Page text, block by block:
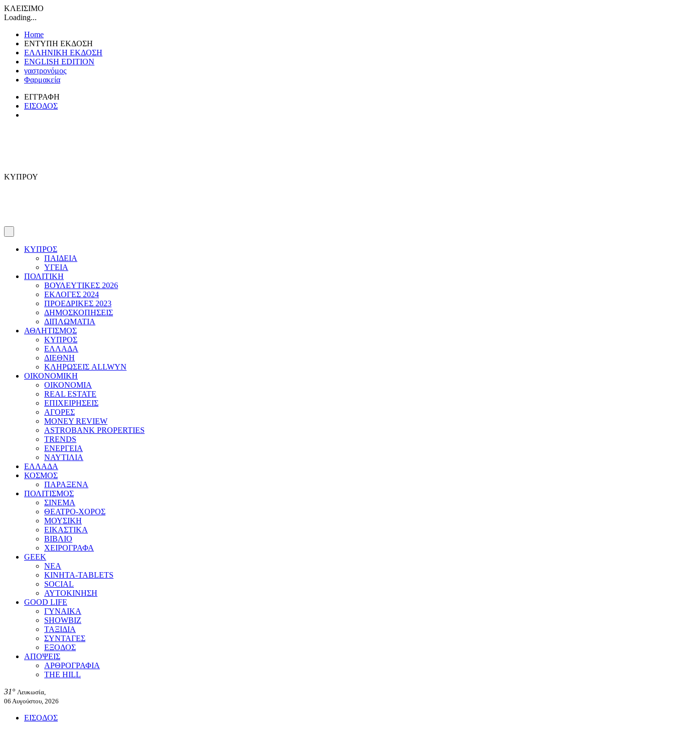
ΚΛΕΙΣΙΜΟ
Loading...
Home
ΕΝΤΥΠΗ ΕΚΔΟΣΗ
ΕΛΛΗΝΙΚΗ ΕΚΔΟΣΗ
ENGLISH EDITION
γαστρονόμος
Φαρμακεία
ΕΓΓΡΑΦΗ
ΕΙΣΟΔΟΣ
ΚΥΠΡΟΥ
ΚΥΠΡΟΣ
ΠΑΙΔΕΙΑ
ΥΓΕΙΑ
ΠΟΛΙΤΙΚΗ
ΒΟΥΛΕΥΤΙΚΕΣ 2026
ΕΚΛΟΓΕΣ 2024
ΠΡΟΕΔΡΙΚΕΣ 2023
ΔΗΜΟΣΚΟΠΗΣΕΙΣ
ΔΙΠΛΩΜΑΤΙΑ
ΑΘΛΗΤΙΣΜΟΣ
ΚΥΠΡΟΣ
ΕΛΛΑΔΑ
ΔΙΕΘΝΗ
ΚΛΗΡΩΣΕΙΣ ALLWYN
ΟΙΚΟΝΟΜΙΚΗ
ΟΙΚΟΝΟΜΙΑ
REAL ESTATE
ΕΠΙΧΕΙΡΗΣΕΙΣ
ΑΓΟΡΕΣ
MONEY REVIEW
ASTROBANK PROPERTIES
TRENDS
ΕΝΕΡΓΕΙΑ
ΝΑΥΤΙΛΙΑ
ΕΛΛΑΔΑ
ΚΟΣΜΟΣ
ΠΑΡΑΞΕΝΑ
ΠΟΛΙΤΙΣΜΟΣ
ΣΙΝΕΜΑ
ΘΕΑΤΡΟ-ΧΟΡΟΣ
ΜΟΥΣΙΚΗ
ΕΙΚΑΣΤΙΚΑ
ΒΙΒΛΙΟ
ΧΕΙΡΟΓΡΑΦΑ
GEEK
ΝΕΑ
ΚΙΝΗΤΑ-TABLETS
SOCIAL
ΑΥΤΟΚΙΝΗΣΗ
GOOD LIFE
ΓΥΝΑΙΚΑ
SHOWBIZ
ΤΑΞΙΔΙΑ
ΣΥΝΤΑΓΕΣ
ΕΞΟΔΟΣ
ΑΠΟΨΕΙΣ
ΑΡΘΡΟΓΡΑΦΙΑ
THE HILL
31° Λευκωσία,
06 Αυγούστου, 2026
ΕΙΣΟΔΟΣ